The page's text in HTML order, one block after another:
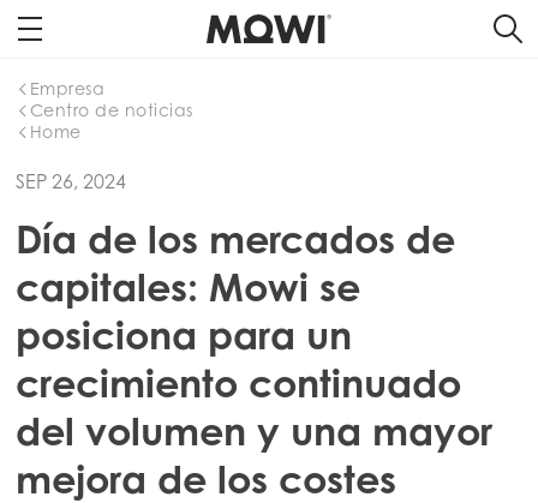
Home
Centro de noticias
Empresa
SEP 26, 2024
Día de los mercados de
capitales: Mowi se
posiciona para un
crecimiento continuado
del volumen y una mayor
mejora de los costes